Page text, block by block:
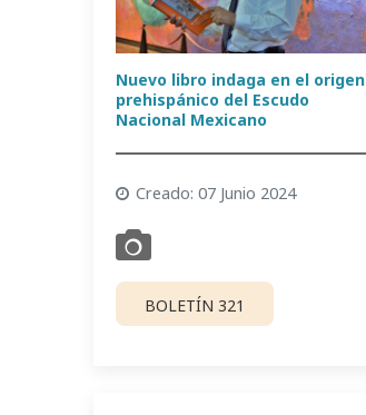
Nuevo libro indaga en el origen
prehispánico del Escudo
Nacional Mexicano
Creado: 07 Junio 2024
BOLETÍN 321